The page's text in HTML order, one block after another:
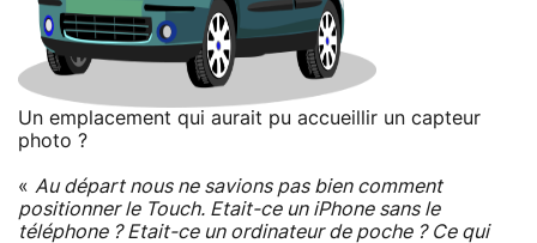
Un emplacement qui aurait pu accueillir un capteur
photo ?
« Au départ nous ne savions pas bien comment
positionner le Touch. Etait-ce un iPhone sans le
téléphone ? Etait-ce un ordinateur de poche ? Ce qui